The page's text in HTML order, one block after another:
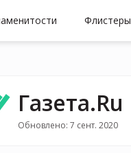
Флистеры
Газета.Ru
Обновлено: 7 сент. 2020